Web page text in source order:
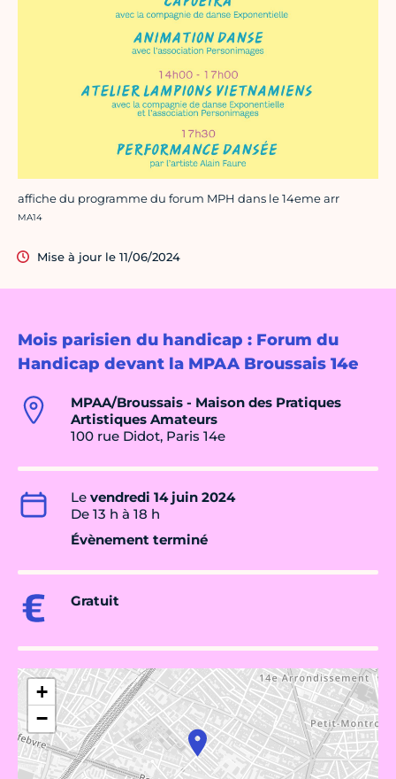
Mois parisien du handicap : Forum du
Handicap devant la MPAA Broussais 14e
MPAA/Broussais - Maison des Pratiques
Artistiques Amateurs
100 rue Didot, Paris 14e
Le vendredi 14 juin 2024
De 13 h à 18 h
Évènement terminé
Gratuit
+
−
affiche du programme du forum MPH dans le 14eme arr
Crédit photo :
MA14
Mise à jour le 11/06/2024